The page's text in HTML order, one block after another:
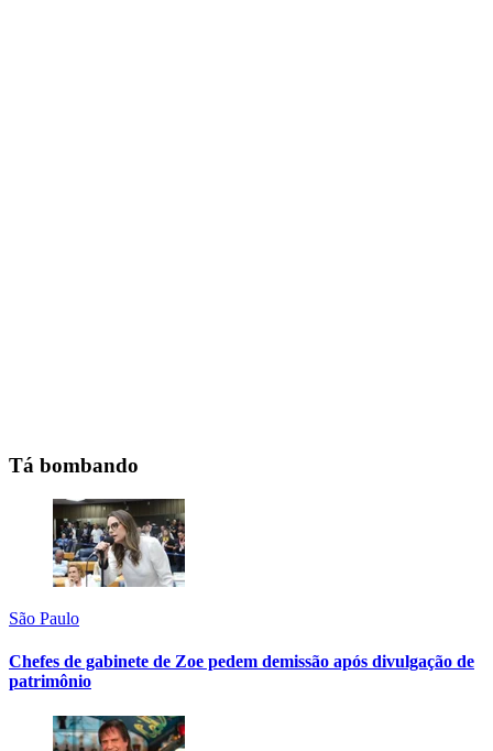
Tá bombando
São Paulo
Chefes de gabinete de Zoe pedem demissão após divulgação de
patrimônio